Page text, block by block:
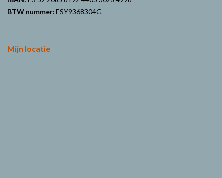
BTW nummer: ESY9368304G
Mijn locatie